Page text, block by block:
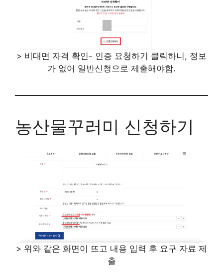
> 비대면 자격 확인- 인증 요청하기 클릭하니, 정보
가 없어 일반신청으로 제출해야함.
농산물꾸러미 신청하기
> 위와 같은 화면이 뜨고 내용 입력 후 요구 자료 제
출